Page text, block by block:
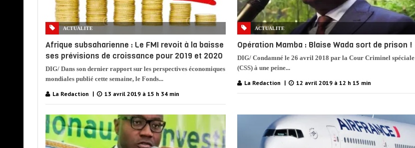
ACTUALITE
Afrique subsaharienne : Le FMI revoit à la baisse
ses prévisions de croissance pour 2019 et 2020
DIG/ Dans son dernier rapport sur les perspectives économiques
mondiales publié cette semaine, le Fonds...
La Redaction
13 avril 2019 à 15 h 34 min
ACTUALITE
Opération Mamba : Blaise Wada sort de prison !
DIG/ Condamné le 26 avril 2018 par la Cour Criminel spéciale
(CSS) à une peine...
La Redaction
12 avril 2019 à 12 h 15 min